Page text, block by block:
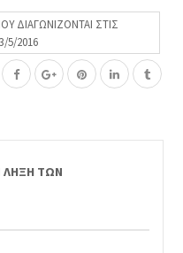
ΔΙΑΓΩΝΙΖΟΝΤΑΙ ΣΤΙΣ
5/2016
ΤΩΝ